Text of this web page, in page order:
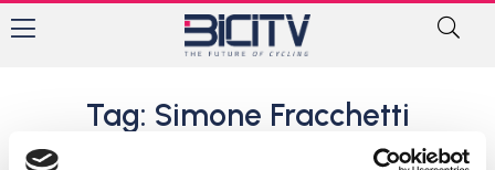
Tag: Simone Fracchetti